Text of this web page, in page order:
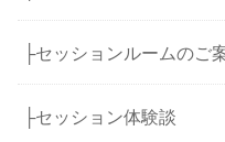
├セッションルームのご
├セッション体験談